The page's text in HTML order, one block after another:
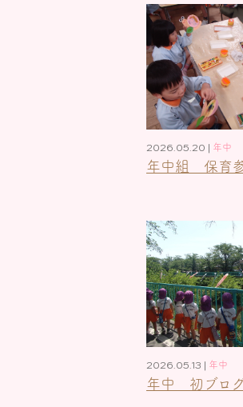
2026.05.20 | 年中
年中組 保育
2026.05.13 | 年中
年中 初ブロ